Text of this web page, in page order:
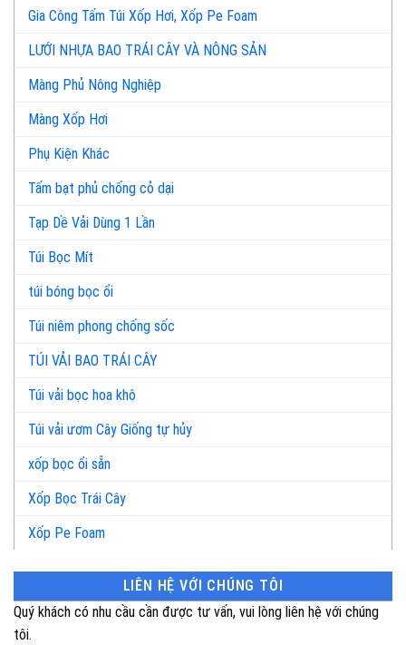
Gia Công Tấm Túi Xốp Hơi, Xốp Pe Foam
LƯỚI NHỰA BAO TRÁI CÂY VÀ NÔNG SẢN
Màng Phủ Nông Nghiệp
Màng Xốp Hơi
Phụ Kiện Khác
Tấm bạt phủ chống cỏ dại
Tạp Dề Vải Dùng 1 Lần
Túi Bọc Mít
túi bóng bọc ổi
Túi niêm phong chống sốc
TÚI VẢI BAO TRÁI CÂY
Túi vải bọc hoa khô
Túi vải ươm Cây Giống tự hủy
xốp bọc ổi sẵn
Xốp Bọc Trái Cây
Xốp Pe Foam
LIÊN HỆ VỚI CHÚNG TÔI
Quý khách có nhu cầu cần được tư vấn, vui lòng liên hệ với chúng
tôi.